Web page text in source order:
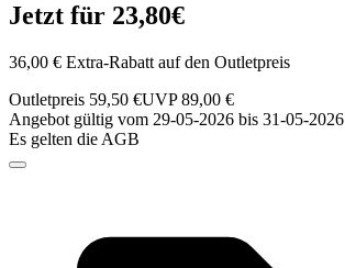
Jetzt für 23,80€
36,00 € Extra-Rabatt auf den Outletpreis
Outletpreis 59,50 €UVP 89,00 €
Angebot gültig vom 29-05-2026 bis 31-05-2026
Es gelten die AGB